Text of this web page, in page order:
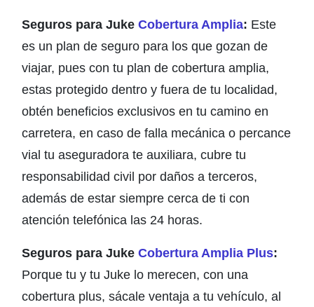
Seguros para Juke Cobertura Amplia: Este
es un plan de seguro para los que gozan de
viajar, pues con tu plan de cobertura amplia,
estas protegido dentro y fuera de tu localidad,
obtén beneficios exclusivos en tu camino en
carretera, en caso de falla mecánica o percance
vial tu aseguradora te auxiliara, cubre tu
responsabilidad civil por daños a terceros,
además de estar siempre cerca de ti con
atención telefónica las 24 horas.
Seguros para Juke Cobertura Amplia Plus:
Porque tu y tu Juke lo merecen, con una
cobertura plus, sácale ventaja a tu vehículo, al